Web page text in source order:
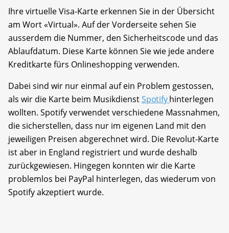
Ihre virtuelle Visa-Karte erkennen Sie in der Übersicht
am Wort «Virtual». Auf der Vorderseite sehen Sie
ausserdem die Nummer, den Sicherheitscode und das
Ablaufdatum. Diese Karte können Sie wie jede andere
Kreditkarte fürs Onlineshopping verwenden.
Dabei sind wir nur einmal auf ein Problem gestossen,
als wir die Karte beim MusikdienstSpotifyhinterlegen
wollten. Spotify verwendet verschiedene Massnahmen,
die sicherstellen, dass nur im eigenen Land mit den
jeweiligen Preisen abgerechnet wird. Die Revolut-Karte
ist aber in England registriert und wurde deshalb
zurückgewiesen. Hingegen konnten wir die Karte
problemlos bei PayPal hinterlegen, das wiederum von
Spotify akzeptiert wurde.